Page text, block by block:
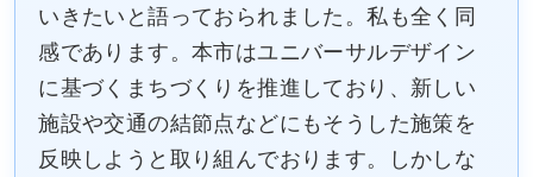
いきたいと語っておられました。私も全く同
感であります。本市はユニバーサルデザイン
に基づくまちづくりを推進しており、新しい
施設や交通の結節点などにもそうした施策を
反映しようと取り組んでおります。しかしな